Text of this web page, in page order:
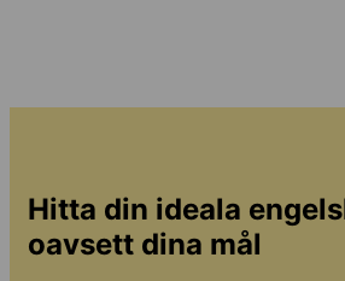
Hitta din ideala
oavsett dina mål